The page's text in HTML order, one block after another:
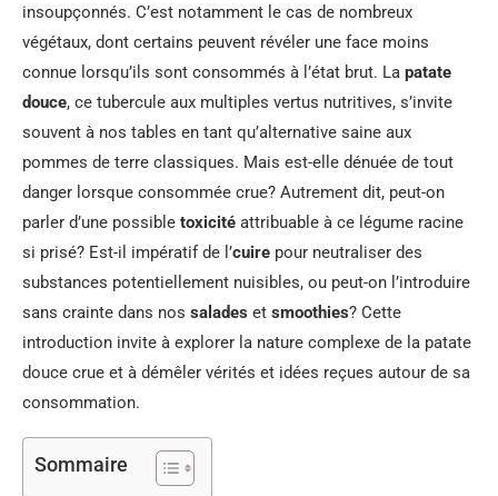
insoupçonnés. C’est notamment le cas de nombreux
végétaux, dont certains peuvent révéler une face moins
connue lorsqu’ils sont consommés à l’état brut. La patate
douce, ce tubercule aux multiples vertus nutritives, s’invite
souvent à nos tables en tant qu’alternative saine aux
pommes de terre classiques. Mais est-elle dénuée de tout
danger lorsque consommée crue? Autrement dit, peut-on
parler d’une possible toxicité attribuable à ce légume racine
si prisé? Est-il impératif de l’cuire pour neutraliser des
substances potentiellement nuisibles, ou peut-on l’introduire
sans crainte dans nos salades et smoothies? Cette
introduction invite à explorer la nature complexe de la patate
douce crue et à démêler vérités et idées reçues autour de sa
consommation.
Sommaire